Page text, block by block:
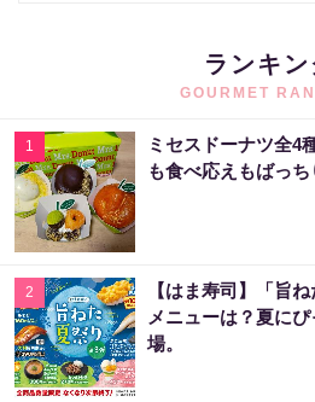
ランキ
GOURMET
1
ミセスドーナツ全4
も食べ応えもばっち
2
【はま寿司】「旨
メニューは？夏に
場。